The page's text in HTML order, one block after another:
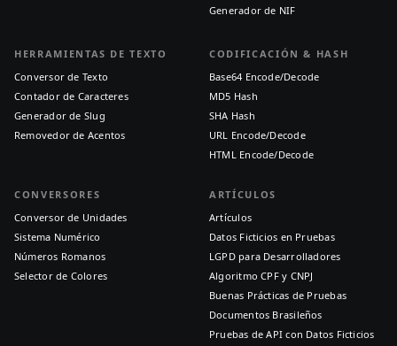
Generador de NIF
HERRAMIENTAS DE TEXTO
Conversor de Texto
Contador de Caracteres
Generador de Slug
Removedor de Acentos
CODIFICACIÓN & HASH
Base64 Encode/Decode
MD5 Hash
SHA Hash
URL Encode/Decode
HTML Encode/Decode
CONVERSORES
Conversor de Unidades
Sistema Numérico
Números Romanos
Selector de Colores
ARTÍCULOS
Artículos
Datos Ficticios en Pruebas
LGPD para Desarrolladores
Algoritmo CPF y CNPJ
Buenas Prácticas de Pruebas
Documentos Brasileños
Pruebas de API con Datos Ficticios